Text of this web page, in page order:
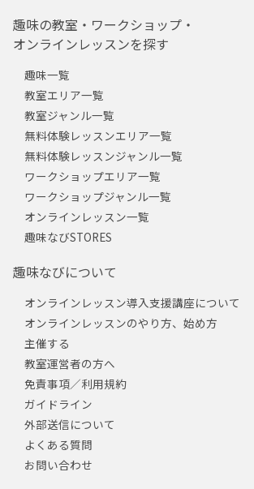
趣味の教室・ワークショップ・
オンラインレッスンを探す
趣味一覧
教室エリア一覧
教室ジャンル一覧
無料体験レッスンエリア一覧
無料体験レッスンジャンル一覧
ワークショップエリア一覧
ワークショップジャンル一覧
オンラインレッスン一覧
趣味なびSTORES
趣味なびについて
オンラインレッスン導入支援講座について
オンラインレッスンのやり方、始め方
主催する
教室運営者の方へ
免責事項／利用規約
ガイドライン
外部送信について
よくある質問
お問い合わせ